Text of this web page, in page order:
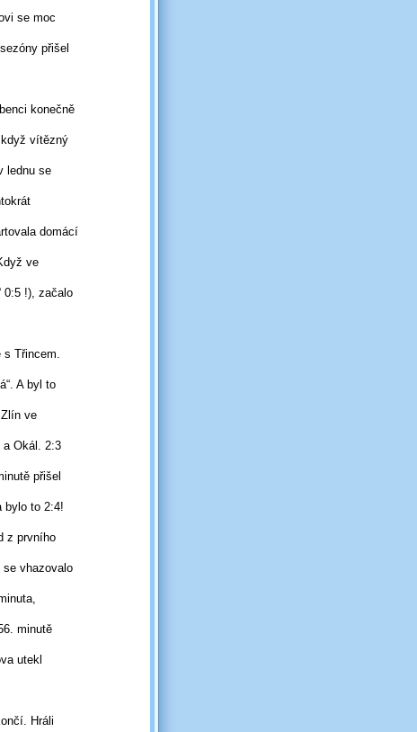
se moc
sezóny přišel
konečně
když vítězný
lednu se
domácí
ve
0:5 !), začalo
s Třincem.
A byl to
ve
a Okál. 2:3
přišel
bylo to 2:4!
z prvního
se vhazovalo
minutě
utekl
Hráli